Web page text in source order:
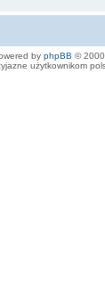
by phpBB ©
użytkownikom